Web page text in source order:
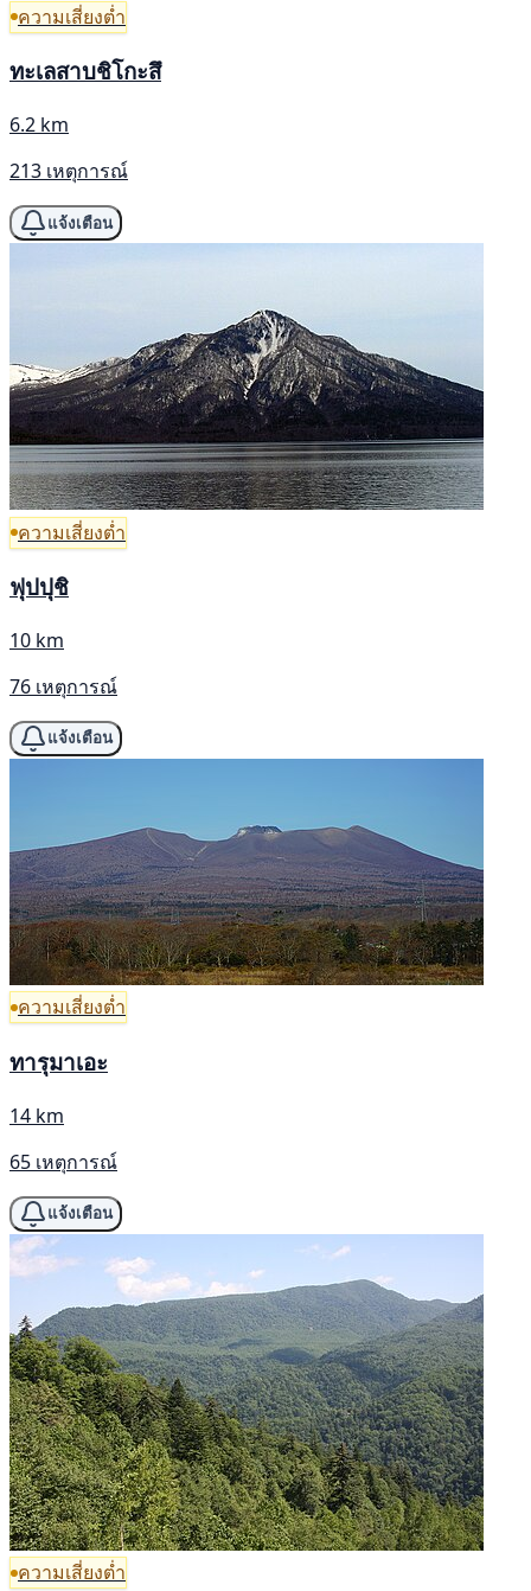
ความเสี่ยงต่ำ
ทะเลสาบชิโกะสึ
6.2 km
213 เหตุการณ์
แจ้งเตือน
ความเสี่ยงต่ำ
ฟุปปุชิ
10 km
76 เหตุการณ์
แจ้งเตือน
ความเสี่ยงต่ำ
ทารุมาเอะ
14 km
65 เหตุการณ์
แจ้งเตือน
ความเสี่ยงต่ำ